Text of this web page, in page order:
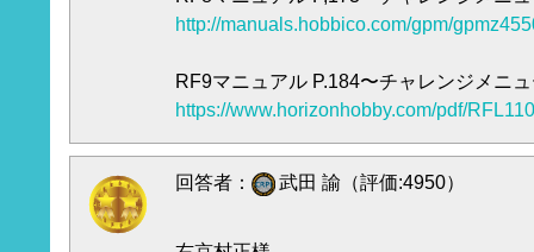
http://manuals.hobbico.com/gpm/
RF9マニュアル P.184〜チャレンジメニ
https://www.horizonhobby.com/pdf/
回答者： 武田 諭（評価:4950）